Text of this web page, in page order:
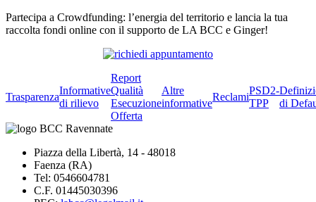
Partecipa a Crowdfunding: l’energia del territorio e lancia la tua
raccolta fondi online con il supporto de LA BCC e Ginger!
Trasparenza
Informative
di rilievo
Report
Qualità
Esecuzione
Offerta
Altre
informative
Reclami
PSD2-
TPP
di
Piazza della Libertà, 14 - 48018
Faenza (RA)
Tel: 0546604781
C.F. 01445030396